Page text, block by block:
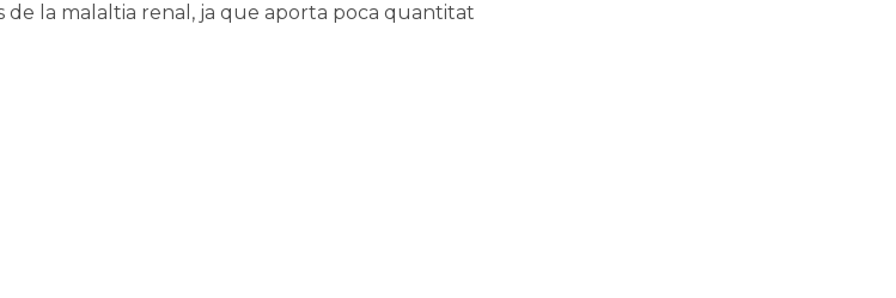
de la malaltia renal, ja que aporta poca quantitat